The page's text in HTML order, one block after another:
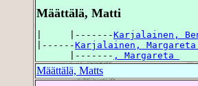
Määttälä, Matti
|     |-------Karjalainen,
|------Karjalainen, Margareta
      |-------
, Margareta
Määttälä, Matts